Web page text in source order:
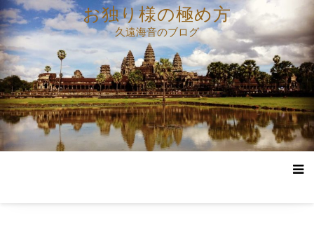
コ
ン
テ
ン
ツ
へ
ス
キ
ッ
お独り様の極め方
久遠海音のブログ